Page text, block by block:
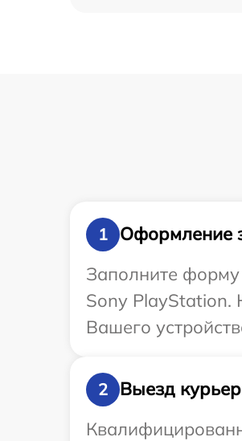
1
Оформление
Заполните форму
Sony PlayStation.
Вашего
2
Выезд